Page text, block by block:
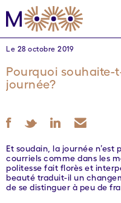
Le 28 octobre 2019
Pourquoi souhaite-
journée?
Et soudain, la journée n’est
courriels comme dans les
politesse fait florès et
beauté traduit-il un
de se distinguer à peu de